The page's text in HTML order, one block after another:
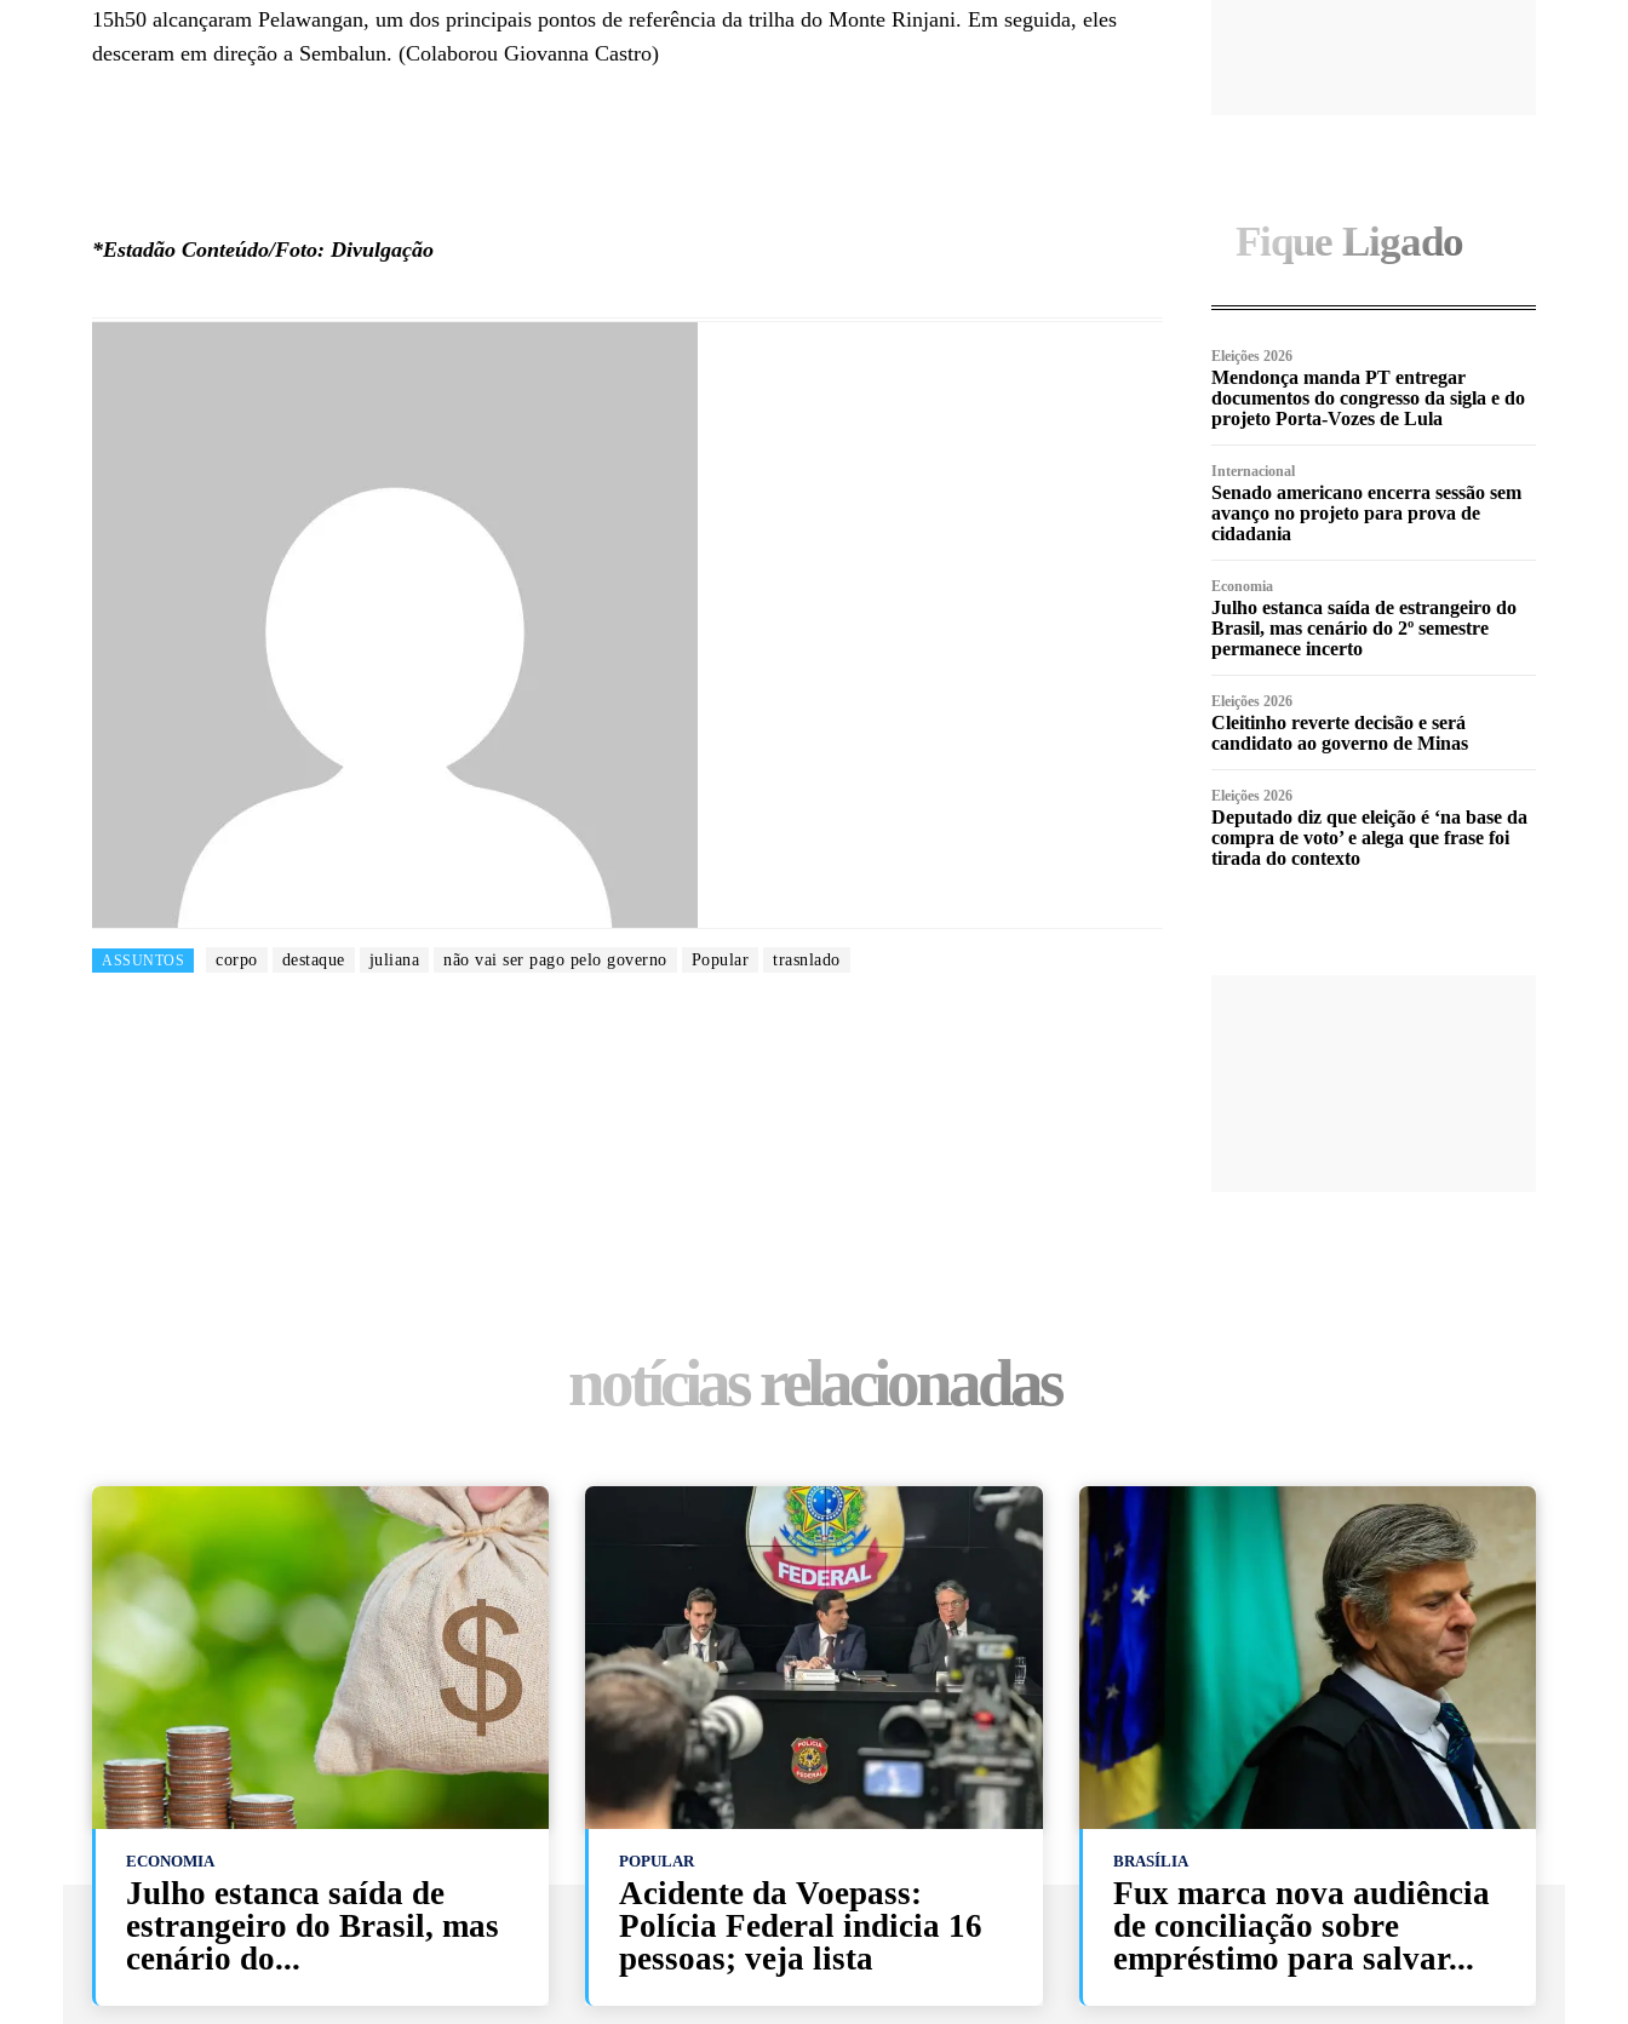
15h50 alcançaram Pelawangan, um dos principais pontos de referência da trilha do Monte Rinjani. Em seguida, eles
desceram em direção a Sembalun. (Colaborou Giovanna Castro)
*Estadão Conteúdo/Foto: Divulgação
ASSUNTOS corpo destaque juliana não vai ser pago pelo governo Popular trasnlado
Fique Ligado
Eleições 2026
Mendonça manda PT entregar
documentos do congresso da sigla e do
projeto Porta-Vozes de Lula
Internacional
Senado americano encerra sessão sem
avanço no projeto para prova de
cidadania
Economia
Julho estanca saída de estrangeiro do
Brasil, mas cenário do 2º semestre
permanece incerto
Eleições 2026
Cleitinho reverte decisão e será
candidato ao governo de Minas
Eleições 2026
Deputado diz que eleição é ‘na base da
compra de voto’ e alega que frase foi
tirada do contexto
notícias relacionadas
ECONOMIA
Julho estanca saída de
estrangeiro do Brasil, mas
cenário do...
POPULAR
Acidente da Voepass:
Polícia Federal indicia 16
pessoas; veja lista
BRASÍLIA
Fux marca nova audiência
de conciliação sobre
empréstimo para salvar...